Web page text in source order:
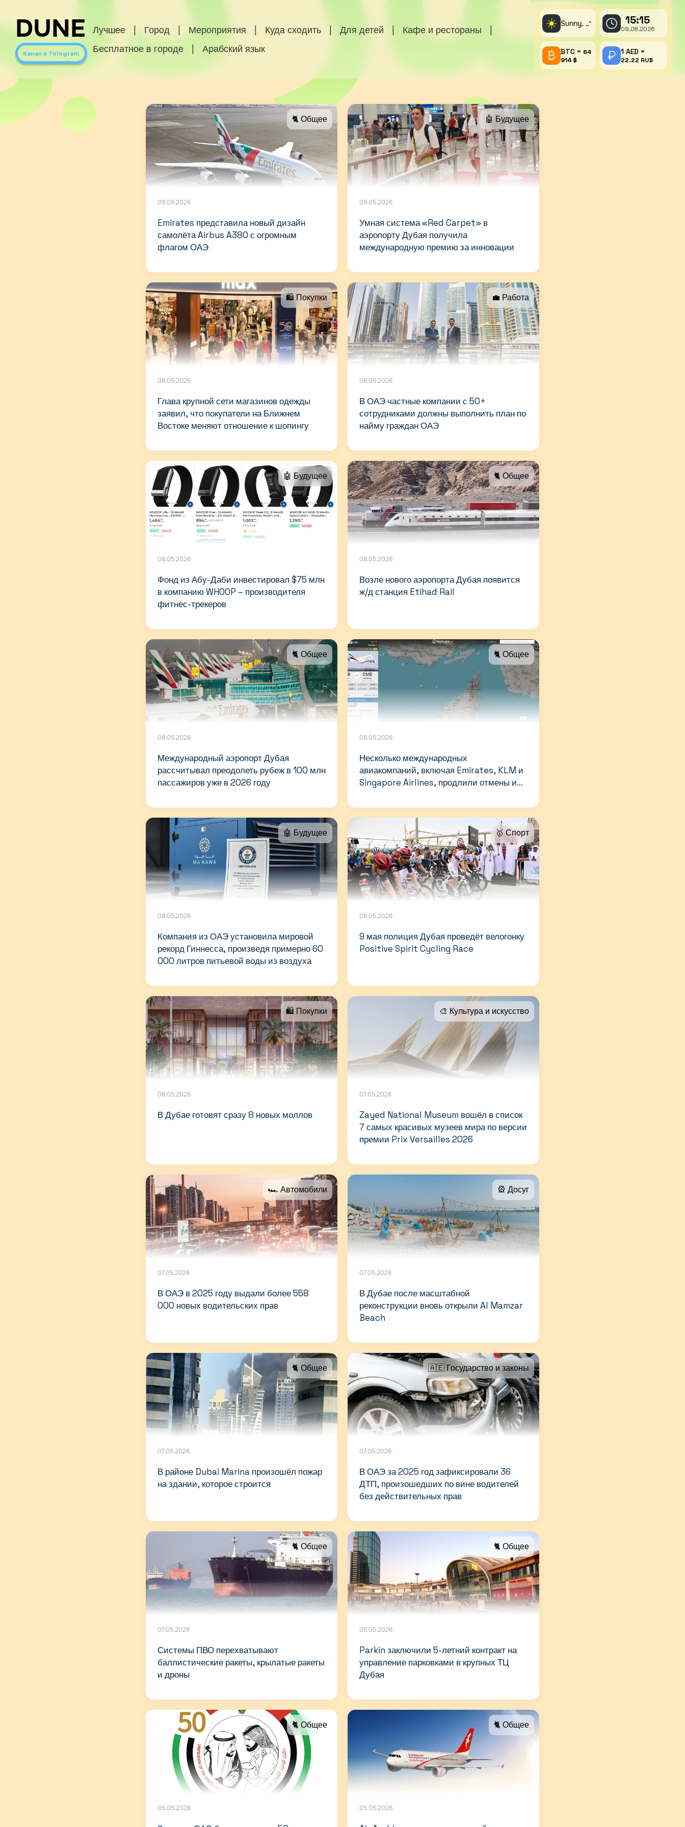
DUNE
Канал в Telegram
Лучшее Город Мероприятия Куда сходить Для детей Кафе и рестораны
Бесплатное в городе
Арабский язык
☀️ Sunny, ..° 15:15
09.08.2026
BTC = 64
914 $
1 AED =
22.22 RUB
🐈 Общее
09.05.2026
Emirates представила новый дизайн
самолёта Airbus A380 с огромным
флагом ОАЭ
🤖 Будущее
09.05.2026
Умная система «Red Carpet» в
аэропорту Дубая получила
международную премию за инновации
🛍 Покупки
08.05.2026
Глава крупной сети магазинов одежды
заявил, что покупатели на Ближнем
Востоке меняют отношение к шопингу
💼 Работа
08.05.2026
В ОАЭ частные компании с 50+
сотрудниками должны выполнить план по
найму граждан ОАЭ
🤖 Будущее
08.05.2026
Фонд из Абу-Даби инвестировал $75 млн
в компанию WHOOP – производителя
фитнес-трекеров
🐈 Общее
08.05.2026
Возле нового аэропорта Дубая появится
ж/д станция Etihad Rail
🐈 Общее
08.05.2026
Международный аэропорт Дубая
рассчитывал преодолеть рубеж в 100 млн
пассажиров уже в 2026 году
🐈 Общее
08.05.2026
Несколько международных
авиакомпаний, включая Emirates, KLM и
Singapore Airlines, продлили отмены и
🤖 Будущее
08.05.2026
Компания из ОАЭ установила мировой
рекорд Гиннесса, произведя примерно 60
000 литров питьевой воды из воздуха
🥇 Спорт
08.05.2026
9 мая полиция Дубая проведёт велогонку
Positive Spirit Cycling Race
🛍 Покупки
08.05.2026
В Дубае готовят сразу 8 новых моллов
🎨 Культура и искусство
07.05.2026
Zayed National Museum вошёл в список
7 самых красивых музеев мира по версии
премии Prix Versailles 2026
🏎 Автомобили
07.05.2026
В ОАЭ в 2025 году выдали более 558
000 новых водительских прав
🎡 Досуг
07.05.2026
В Дубае после масштабной
реконструкции вновь открыли Al Mamzar
Beach
🐈 Общее
07.05.2026
В районе Dubai Marina произошёл пожар
на здании, которое строится
🇦🇪 Государство и законы
07.05.2026
В ОАЭ за 2025 год зафиксировали 36
ДТП, произошедших по вине водителей
без действительных прав
🐈 Общее
07.05.2026
Системы ПВО перехватывают
баллистические ракеты, крылатые ракеты
и дроны
🐈 Общее
05.05.2026
Parkin заключили 5-летний контракт на
управление парковками в крупных ТЦ
Дубая
🐈 Общее
05.05.2026
🐈 Общее
05.05.2026